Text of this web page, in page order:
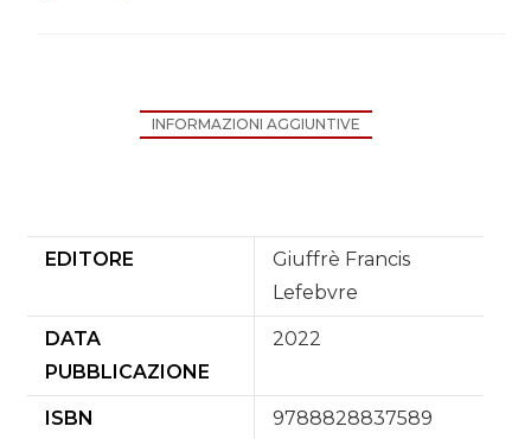
INFORMAZIONI AGGIUNTIVE
EDITORE
Giuffrè Francis
Lefebvre
DATA
PUBBLICAZIONE
2022
ISBN 9788828837589